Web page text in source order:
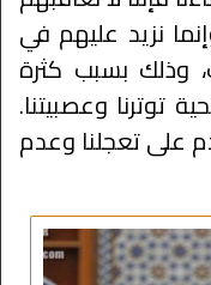
نزيد عليهم في
وذلك بسبب كثرة
توترنا وعصبيتنا.
على تعجلنا وعدم